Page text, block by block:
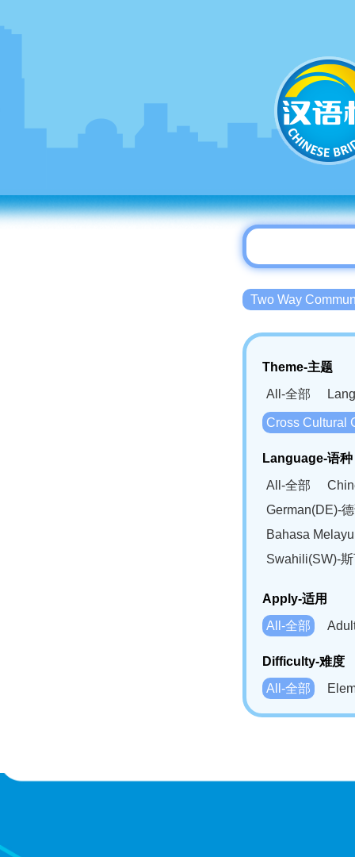
Two Way
Theme-主题
All-全部
Cross Cultural
Language-语种
All-全部
German(DE)-
Bahasa
Swahili(SW)-
Apply-适用
All-全部
Difficulty-难度
All-全部